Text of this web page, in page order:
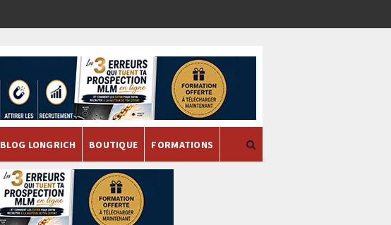
BLOG LONGRICH BOUTIQUE FORMATIONS